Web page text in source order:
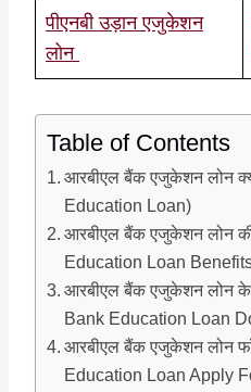
पीएनबी उड़ान एजुकेशन
लोन
Table of Contents
आरबीएल बैंक एजुकेशन लोन
Education Loan)
आरबीएल बैंक एजुकेशन लोन
Education Loan
आरबीएल बैंक एजुकेशन लोन के
Bank Education Loan
आरबीएल बैंक एजुकेशन लोन
Education Loan Apply